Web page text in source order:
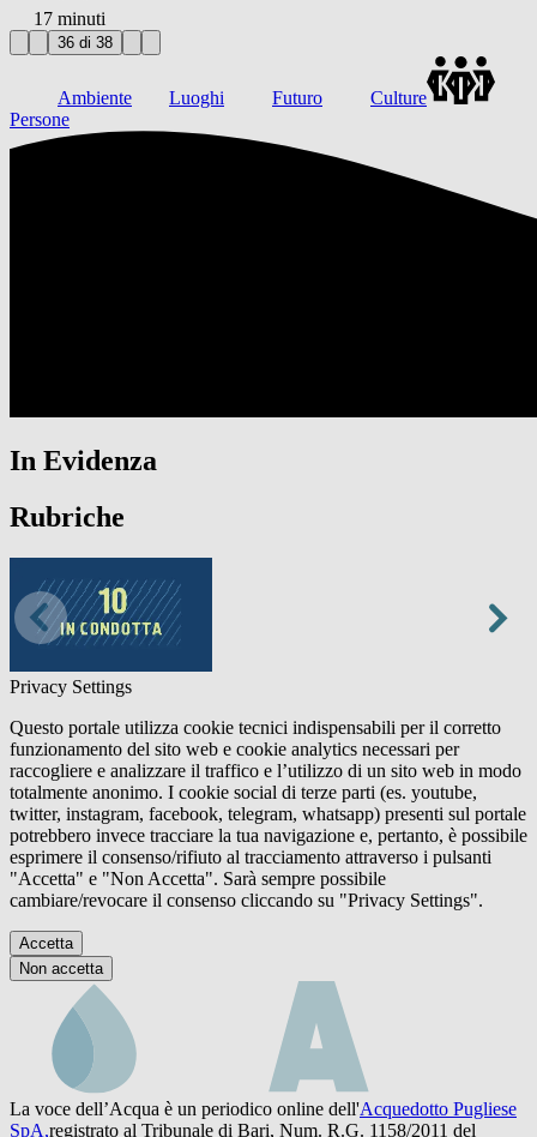
17 minuti
36 di 38
Ambiente Luoghi Futuro
Culture
Persone
In Evidenza
Rubriche
Privacy Settings
Questo portale utilizza cookie tecnici indispensabili per il corretto
funzionamento del sito web e cookie analytics necessari per
raccogliere e analizzare il traffico e l’utilizzo di un sito web in modo
totalmente anonimo. I cookie social di terze parti (es. youtube,
twitter, instagram, facebook, telegram, whatsapp) presenti sul portale
potrebbero invece tracciare la tua navigazione e, pertanto, è possibile
esprimere il consenso/rifiuto al tracciamento attraverso i pulsanti
"Accetta" e "Non Accetta". Sarà sempre possibile
cambiare/revocare il consenso cliccando su "Privacy Settings".
Accetta
Non accetta
La voce dell’Acqua è un periodico online dell'Acquedotto Pugliese
SpA,registrato al Tribunale di Bari, Num. R.G. 1158/2011 del